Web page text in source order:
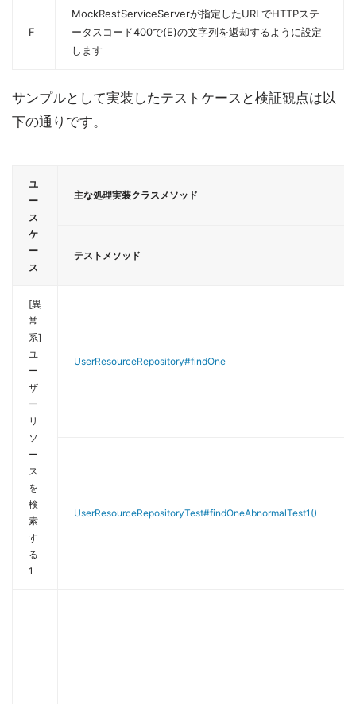
F
MockRestServiceServerが指定したURLでHTTPステ
ータスコード400で(E)の文字列を返却するように設定
します
サンプルとして実装したテストケースと検証観点は以
下の通りです。
ユ
ー
ス
ケ
ー
ス
主な処理実装クラスメソッド
テストメソッド
[異
常
系]
ユ
ー
ザ
ー
リ
ソ
ー
ス
を
検
索
す
る
1
UserResourceRepository#findOne
UserResourceRepositoryTest#findOneAbnormalTest1()